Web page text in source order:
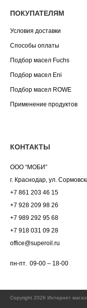
ПОКУПАТЕЛЯМ
Условия доставки
Способы оплаты
Подбор масел Fuchs
Подбор масел Eni
Подбор масел ROWE
Применение продуктов
КОНТАКТЫ
ООО “МОБИ”
г. Краснодар, ул.
+7 861 203 46 15
+7 928 209 98 26
+7 989 292 95 68
+7 918 031 09 28
office@superoil.ru
пн-пт. 09-00 – 18-00
Copyright 2026 Интернет